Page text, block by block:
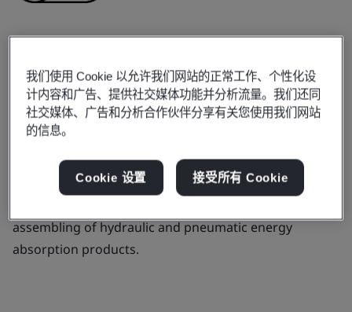
OLEO Buffers (Shanghai)
Co., Ltd
buffers for energy absorption.
assembling of hydraulic and pneumatic energy
absorption products.
我们使用 Cookie 以允许我们网站的正常工作、个性化设
计内容和广告、提供社交媒体功能并分析流量。我们还同
社交媒体、广告和分析合作伙伴分享有关您使用我们网站
的信息。
Cookie 设置 接受所有 Cookie